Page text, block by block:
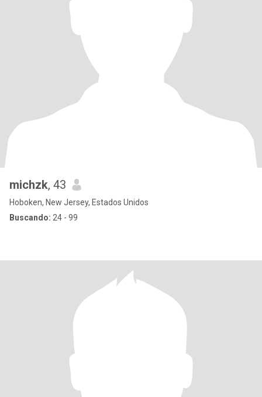
michzk, 43
Hoboken, New Jersey, Estados Unidos
Buscando: 24 - 99